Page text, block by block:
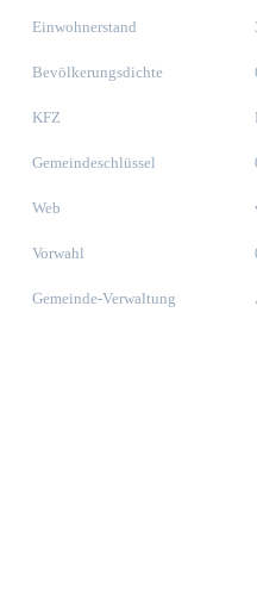
Einwohnerstand
Bevölkerungsdichte
KFZ
Gemeindeschlüssel
Web
Vorwahl
Gemeinde-Verwaltung